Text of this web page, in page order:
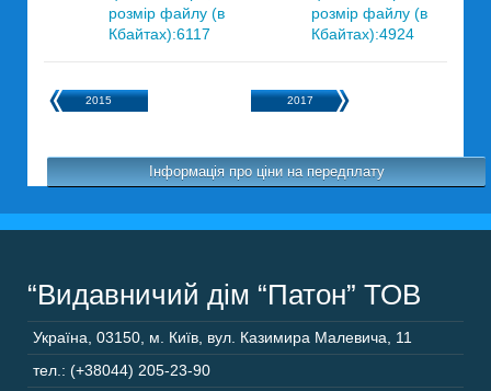
розмір файлу (в
Кбайтах):6117
розмір файлу (в
Кбайтах):4924
2015 2017
Інформація про ціни на передплату
“Видавничий дім “Патон” ТОВ
Україна 03150 м. Київ, вул. Казимира Малевича, 11
тел.: (+38044) 205-23-90